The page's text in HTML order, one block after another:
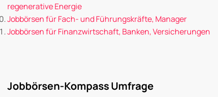
regenerative Energie
Jobbörsen für Fach- und Führungskräfte, Manager
Jobbörsen für Finanzwirtschaft, Banken, Versicherungen
Jobbörsen-Kompass Umfrage